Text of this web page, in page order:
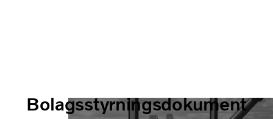
Bolagsstyrningsdokument